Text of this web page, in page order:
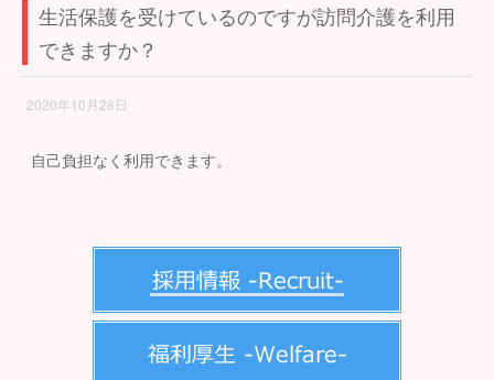
生活保護を受けているのですが訪問介護を利用
できますか？
2020年10月28日
自己負担なく利用できます。